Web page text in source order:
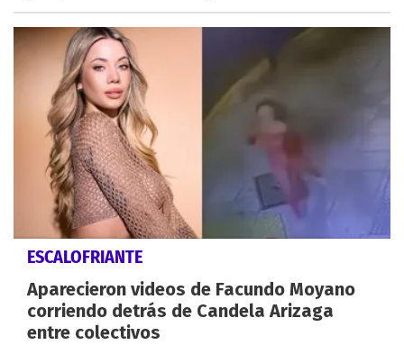
ESCALOFRIANTE
Aparecieron videos de Facundo Moyano
corriendo detrás de Candela Arizaga
entre colectivos